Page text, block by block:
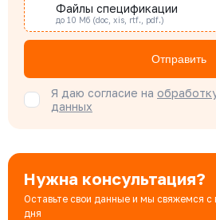
Бондарюк Евгения
Специалист отдела продаж
Файлы спецификации
до 10 Мб (doc, xis, rtf., pdf.)
Отправить
Я даю согласие на
данных
Нужна консультация?
Оставьте свои данные и мы свяжемся с
дня